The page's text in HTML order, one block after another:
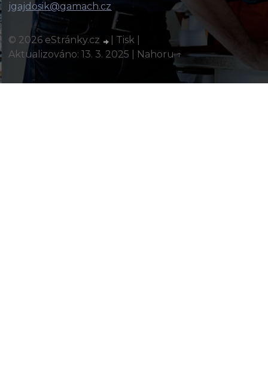
jgajdosik@gamach.cz
© 2026 eStránky.cz Tisk
Aktualizováno: 13. 3. 2025
Nahoru ↑